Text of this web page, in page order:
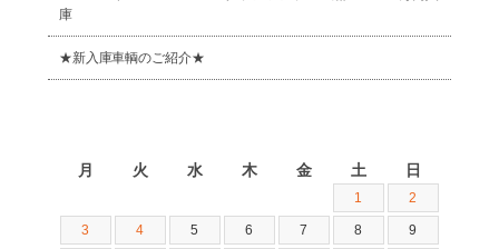
庫
★新入庫車輌のご紹介★
月 火 水 木 金 土 日
1 2
3 4 5 6 7 8 9